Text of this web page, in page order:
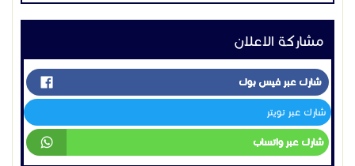
مشاركة الاعلان
شارك عبر فيس بوك
شارك عبر تويتر
شارك عبر واتساب